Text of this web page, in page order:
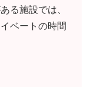
る施設では、
ベートの時間